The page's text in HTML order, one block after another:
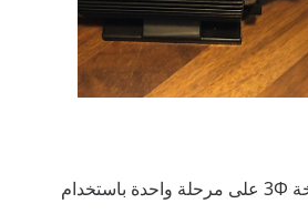
يمكن تشغيل هذه المضخة 3Φ على مرحلة واحدة باستخدام